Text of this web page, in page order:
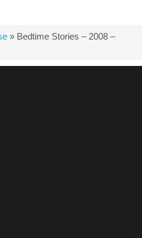
» Bedtime Stories – 2008 –